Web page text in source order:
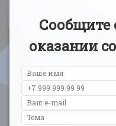
Сообщите
оказании